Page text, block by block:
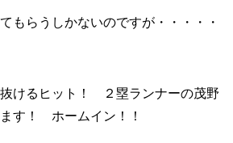
もらうしかないのですが・・・・・
けるヒット！ ２塁ランナーの茂野
す！ ホームイン！！